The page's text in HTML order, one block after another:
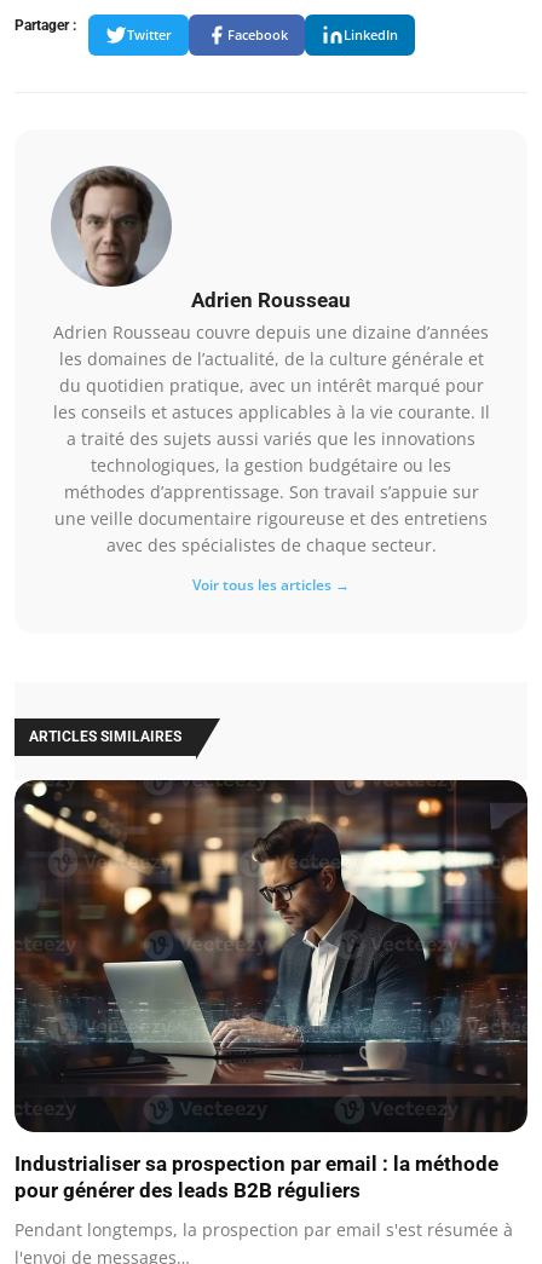
Partager :
Twitter Facebook LinkedIn
Adrien Rousseau
Adrien Rousseau couvre depuis une dizaine d’années
les domaines de l’actualité, de la culture générale et
du quotidien pratique, avec un intérêt marqué pour
les conseils et astuces applicables à la vie courante. Il
a traité des sujets aussi variés que les innovations
technologiques, la gestion budgétaire ou les
méthodes d’apprentissage. Son travail s’appuie sur
une veille documentaire rigoureuse et des entretiens
avec des spécialistes de chaque secteur.
Voir tous les articles →
ARTICLES SIMILAIRES
Industrialiser sa prospection par email : la méthode
pour générer des leads B2B réguliers
Pendant longtemps, la prospection par email s'est résumée à
l'envoi de messages…